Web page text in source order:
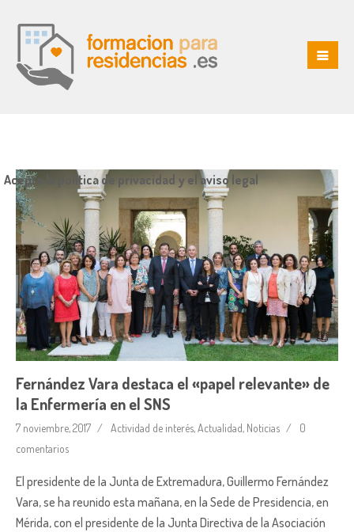
Fernández Vara destaca el «papel relevante» de
la Enfermería en el SNS
7 noviembre, 2017 Actividad de interés,Actualidad, Noticias
0
comentarios
El presidente de la Junta de Extremadura, Guillermo Fernández
Vara, se ha reunido esta mañana, en la Sede de Presidencia, en
Mérida, con el presidente de la Junta Directiva de la Asociación
Acepto la política de privacidad y el aviso legal